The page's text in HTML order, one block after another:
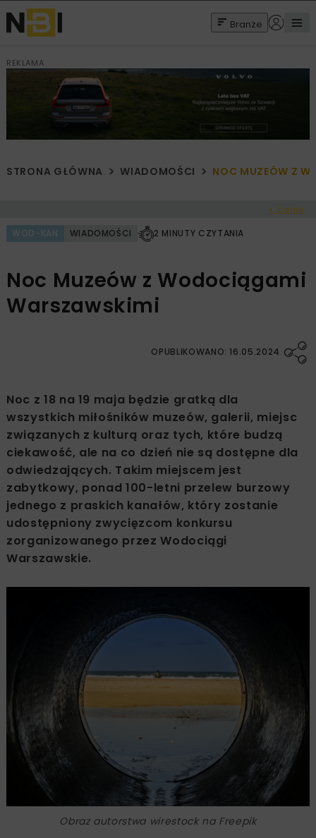
Branże
REKLAMA
STRONA GŁÓWNA WIADOMOŚCI NOC MUZEÓW Z
< Cofnij
WOD-KAN WIADOMOŚCI 2 MINUTY CZYTANIA
Noc Muzeów z Wodociągami
Warszawskimi
OPUBLIKOWANO: 16.05.2024
Noc z 18 na 19 maja będzie gratką dla
wszystkich miłośników muzeów, galerii, miejsc
związanych z kulturą oraz tych, które budzą
ciekawość, ale na co dzień nie są dostępne dla
odwiedzających. Takim miejscem jest
zabytkowy, ponad 100-letni przelew burzowy
jednego z praskich kanałów, który zostanie
udostępniony zwycięzcom konkursu
zorganizowanego przez Wodociągi
Warszawskie.
Obraz autorstwa wirestock na Freepik